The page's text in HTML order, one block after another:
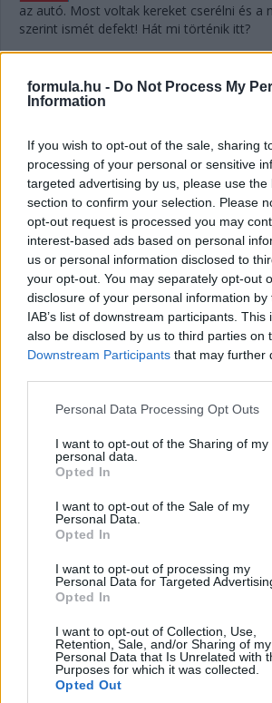
formula.hu - Do Not Process My
Information
If you wish to opt-out of the sale, sharing
processing of your personal or sensitive
targeted advertising by us, please use the
section to confirm your selection. Please
opt-out request is processed you may
interest-based ads based on personal
us or personal information disclosed to
your opt-out. You may separately opt-out
disclosure of your personal information
IAB’s list of downstream participants.
also be disclosed by us to third parties on
Downstream Participants that may further
Please note that this website/app uses
not limited to your visit or usage
grant or deny consent to Google and its
use your data for below specified
consent section.
Personal Data Processing Opt Outs
I want to opt-out of the Sharing of my
personal data.
Opted In
I want to opt-out of the Sale of my
Personal Data.
Opted In
I want to opt-out of processing my
Personal Data for Targeted
Opted In
I want to opt-out of Collection, Use,
Retention, Sale, and/or Sharing of my
Personal Data that Is Unrelated with
Purposes for which it was collected.
Opted Out
az autó. Most voltak kereket cserélni és a
szerint ismét defekt! Hát mi történik itt?
13:59
13:56
Defekt a #7-es Toyotánál, ha jól
üzenetet. De már túl is vannak a
13:55
Hát nagyjából semennyi! Úgy hat
kört kell még megtennie Keatingnek a
Bergmeister addig utol is érheti – és
nem lett volna teljesen tiszta az indulás...
Keating bejött letölteni a
elindult, nézzük, mennyi előnye marad...
Garcia kergeti Plát a Fordban.
Közben már csak 37,5 másodperc